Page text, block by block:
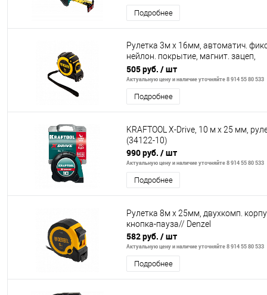
Подробнее
Рулетка 3м х 16мм, автоматич.
нейлон. покрытие, магнит. зацеп,
двухстор. разметка// Denzel
505 руб. / шт
Актуальную цену и наличие уточняйте 8 914 55 80 533
Подробнее
KRAFTOOL X-Drive, 10 м х 25 мм,
(34122-10)
990 руб. / шт
Актуальную цену и наличие уточняйте 8 914 55 80 533
Подробнее
Рулетка 8м х 25мм, двухкомп.
кнопка-пауза// Denzel
582 руб. / шт
Актуальную цену и наличие уточняйте 8 914 55 80 533
Подробнее